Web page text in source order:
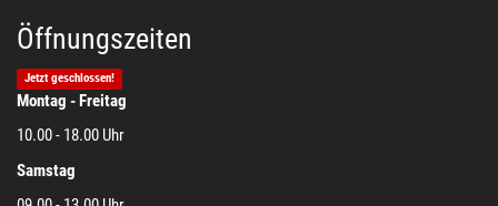
Öffnungszeiten
Jetzt geschlossen!
Montag - Freitag
10.00 - 18.00 Uhr
Samstag